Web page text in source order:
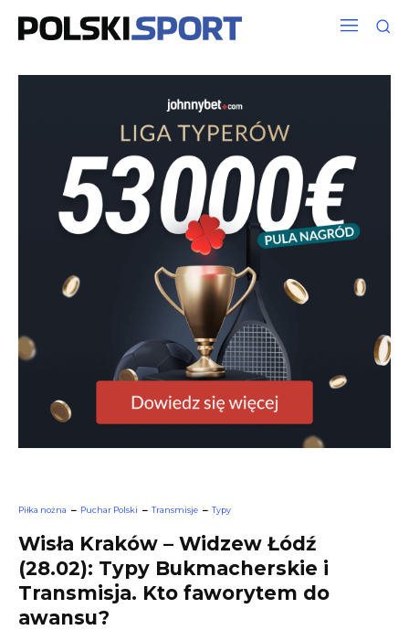
Piłka nożna Puchar Polski Transmisje Typy
Wisła Kraków – Widzew Łódź
(28.02): Typy Bukmacherskie i
Transmisja. Kto faworytem do
awansu?